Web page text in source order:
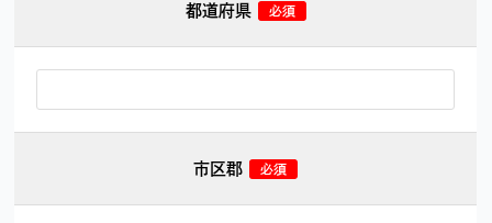
都道府県
市区郡